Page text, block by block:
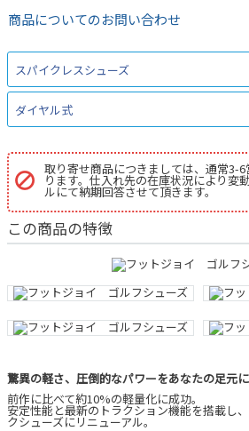
商品についてのお問い合わせ
スパイクレスシューズ
ダイヤル式
取り寄せ商品につきましては、通常3-
ります。仕入れ先の在庫状況により変
ルにて納期回答させて頂きます。
この商品の特徴
驚異の軽さ、圧倒的なパワーをあなたの足元に
前作に比べて約10%の軽量化に成功。
安定性能と最新のトラクション機能を搭載し
クシューズにリニューアル。